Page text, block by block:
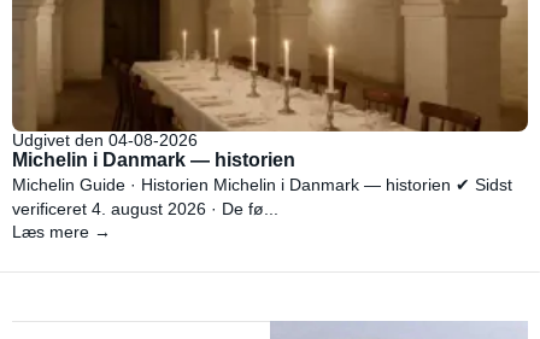
Udgivet den 04-08-2026
Michelin i Danmark — historien
Michelin Guide · Historien Michelin i Danmark — historien ✔ Sidst
verificeret 4. august 2026 · De fø...
Læs mere →